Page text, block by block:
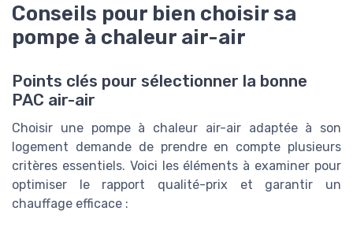
Conseils pour bien choisir sa
pompe à chaleur air-air
Points clés pour sélectionner la bonne
PAC air-air
Choisir une pompe à chaleur air-air adaptée à son
logement demande de prendre en compte plusieurs
critères essentiels. Voici les éléments à examiner pour
optimiser le rapport qualité-prix et garantir un
chauffage efficace :